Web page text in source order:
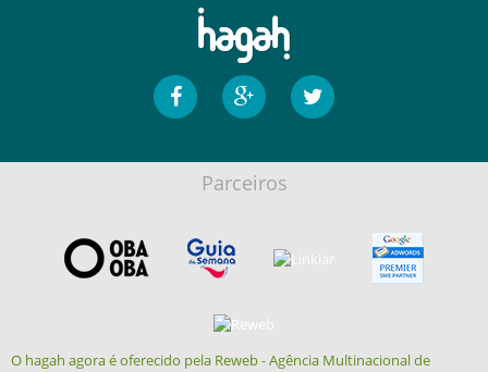
Parceiros
O hagah agora é oferecido pela Reweb - Agência Multinacional de